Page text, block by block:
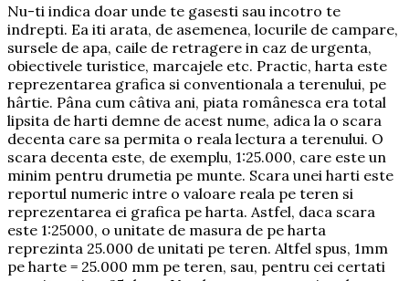
Nu-ti indica doar unde te gasesti sau incotro te
indrepti. Ea iti arata, de asemenea, locurile de campare,
sursele de apa, caile de retragere in caz de urgenta,
obiectivele turistice, marcajele etc. Practic, harta este
reprezentarea grafica si conventionala a terenului, pe
hârtie. Pâna cum câtiva ani, piata românesca era total
lipsita de harti demne de acest nume, adica la o scara
decenta care sa permita o reala lectura a terenului. O
scara decenta este, de exemplu, 1:25.000, care este un
minim pentru drumetia pe munte. Scara unei harti este
reportul numeric intre o valoare reala pe teren si
reprezentarea ei grafica pe harta. Astfel, daca scara
este 1:25000, o unitate de masura de pe harta
reprezinta 25.000 de unitati pe teren. Altfel spus, 1mm
pe harte = 25.000 mm pe teren, sau, pentru cei certati